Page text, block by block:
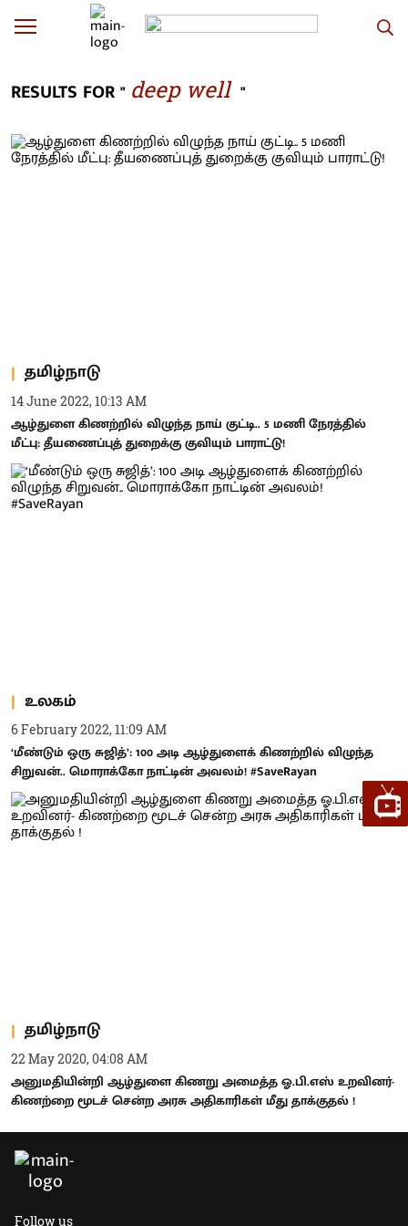
RESULTS FOR " deep well "
தமிழ்நாடு
14 June 2022, 10:13 AM
ஆழ்துளை கிணற்றில் விழுந்த நாய் குட்டி.. 5 மணி நேரத்தில்
மீட்பு: தீயணைப்புத் துறைக்கு குவியும் பாராட்டு!
உலகம்
6 February 2022, 11:09 AM
‘மீண்டும் ஒரு சுஜித்’: 100 அடி ஆழ்துளைக் கிணற்றில் விழுந்த
சிறுவன்.. மொராக்கோ நாட்டின் அவலம்! #SaveRayan
தமிழ்நாடு
22 May 2020, 04:08 AM
அனுமதியின்றி ஆழ்துளை கிணறு அமைத்த ஓ.பி.எஸ் உறவினர்-
கிணற்றை மூடச் சென்ற அரசு அதிகாரிகள் மீது தாக்குதல் !
Follow us